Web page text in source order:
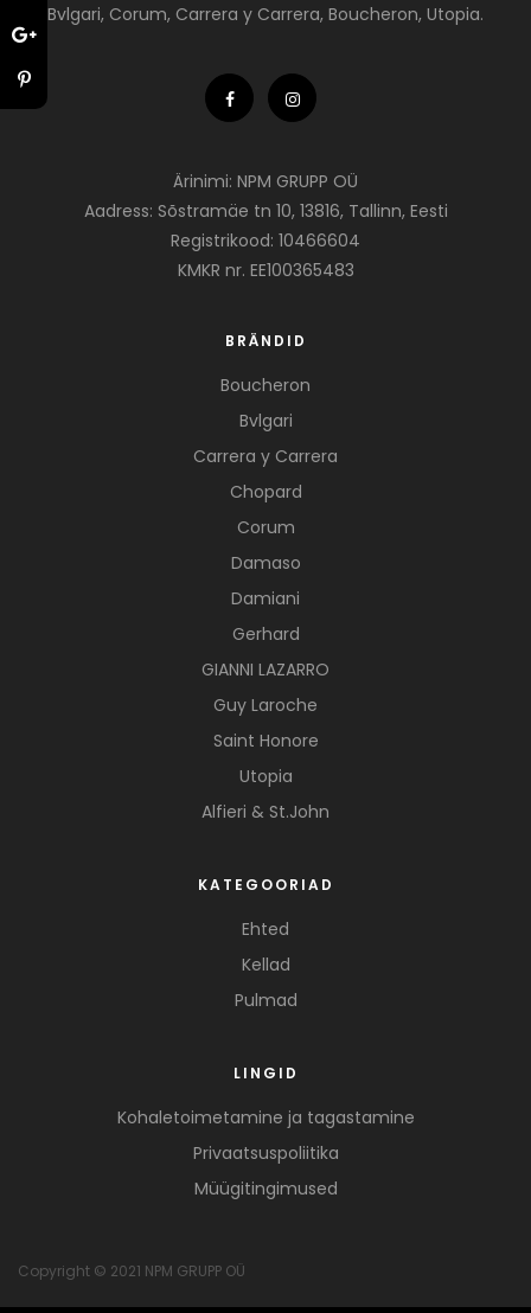
Bvlgari, Corum, Carrera y Carrera, Boucheron, Utopia.
Ärinimi: NPM GRUPP OÜ
Aadress: Sõstramäe tn 10, 13816, Tallinn, Eesti
Registrikood: 10466604
KMKR nr. EE100365483
BRÄNDID
Boucheron
Bvlgari
Carrera y Carrera
Chopard
Corum
Damaso
Damiani
Gerhard
GIANNI LAZARRO
Guy Laroche
Saint Honore
Utopia
Alfieri & St.John
KATEGOORIAD
Ehted
Kellad
Pulmad
LINGID
Kohaletoimetamine ja tagastamine
Privaatsuspoliitika
Müügitingimused
Copyright © 2021 NPM GRUPP OÜ